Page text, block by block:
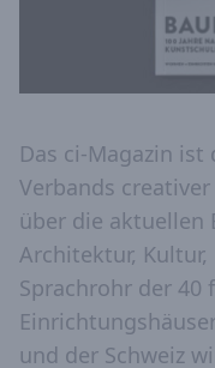
Das ci-Magazin ist
Verbands
über die aktuellen
Architektur,
Sprachrohr der 40
und der Schweiz